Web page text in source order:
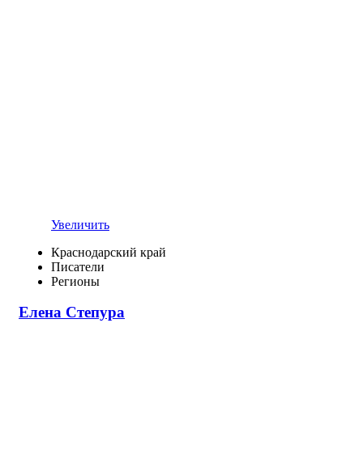
Увеличить
Краснодарский край
Писатели
Регионы
Елена Степура